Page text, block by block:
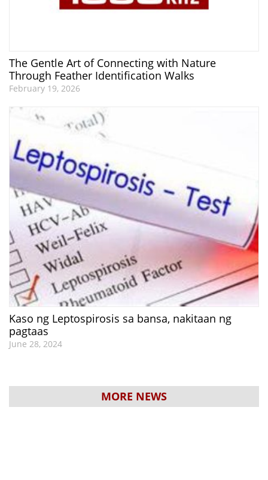
The Gentle Art of Connecting with Nature
Through Feather Identification Walks
February 19, 2026
Kaso ng Leptospirosis sa bansa, nakitaan ng
pagtaas
June 28, 2024
MORE NEWS